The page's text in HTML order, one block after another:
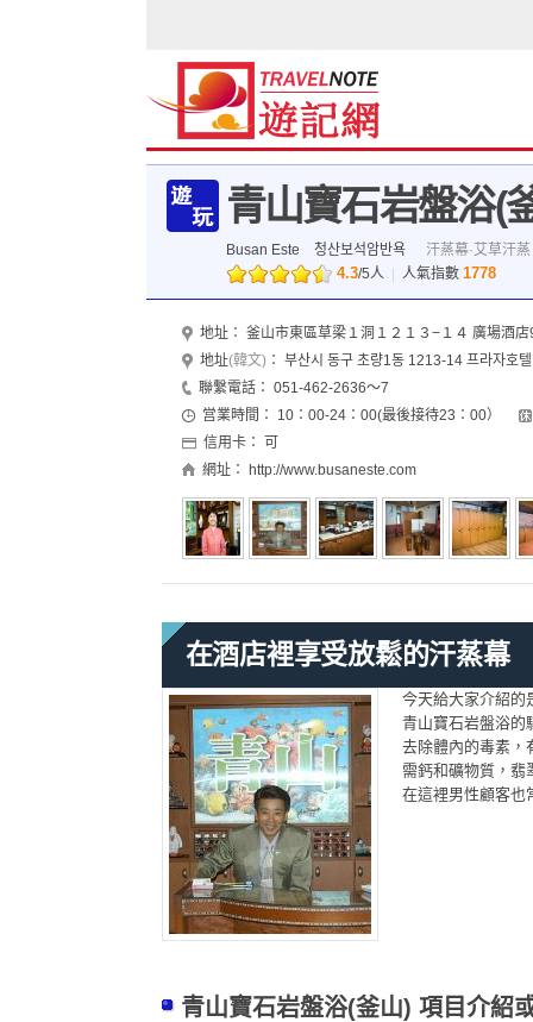
青山寶石岩盤浴(
Busan Este 청산보석암반욕 汗蒸幕·艾草汗蒸
4.3/5人 人氣指數 1778
地址： 釜山市東區草梁１洞１２１３−１４ 廣場酒店
地址(韓文)： 부산시 동구 초량1동 1213-14 프라자호
聯繫電話： 051-462-2636～7
営業時間：
10：00-24：00(最後接待23：00）
信用卡：
可
網址：
http://www.busaneste.com
在酒店裡享受放鬆的汗蒸幕
今天給大家介紹的
青山寶石岩盤浴的
去除體內的毒素，
需鈣和礦物質，翡
在這裡男性顧客也
青山寶石岩盤浴(釜山) 項目介紹